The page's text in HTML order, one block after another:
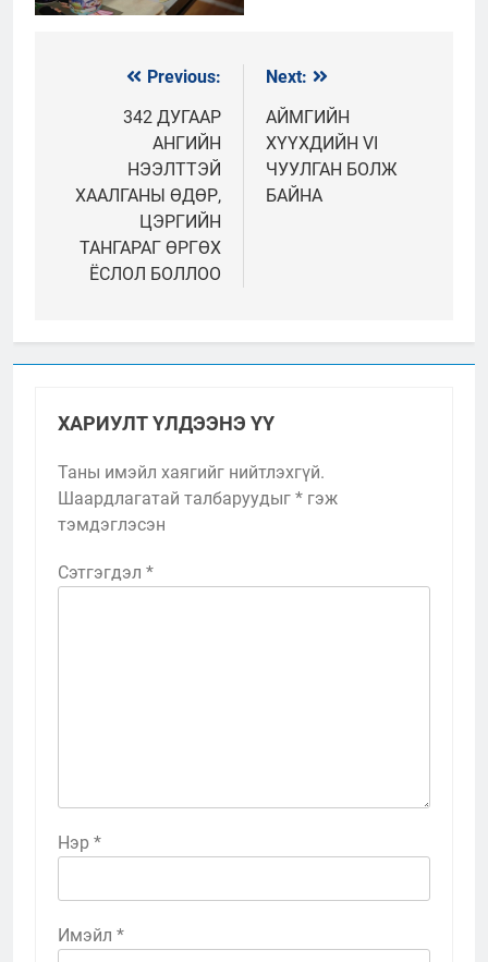
МэдээнийPrevious:
342 ДУГААР
АНГИЙН
НЭЭЛТТЭЙ
ХААЛГАНЫ ӨДӨР,
ЦЭРГИЙН
ТАНГАРАГ ӨРГӨХ
ЁСЛОЛ БОЛЛОО
Next:
АЙМГИЙН
ХҮҮХДИЙН VI
ЧУУЛГАН БОЛЖ
БАЙНА
ХАРИУЛТ ҮЛДЭЭНЭ ҮҮ
Таны имэйл хаягийг нийтлэхгүй.
Шаардлагатай талбаруудыг * гэж
тэмдэглэсэн
Сэтгэгдэл *
Нэр *
Имэйл *